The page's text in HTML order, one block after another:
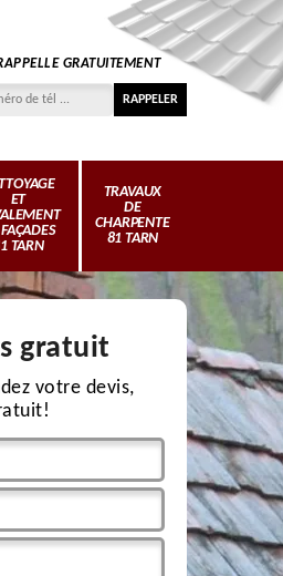
GRATUITEMENT
ET
TARN
TRAVAUX
DE
CHARPENTE
81 TARN
gratuit
votre devis,